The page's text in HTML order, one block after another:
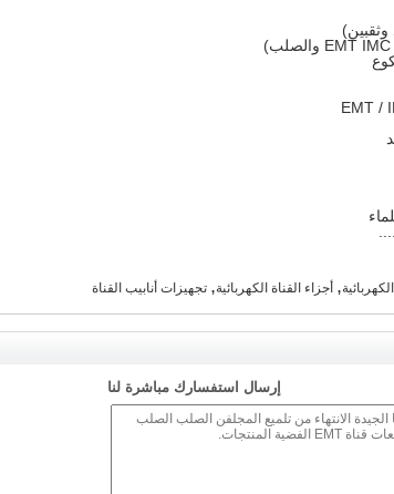
, أجزاء القناة الكهربائية, تجهيزات أنابيب القناة
إرسال استفسارك مباشرة لنا